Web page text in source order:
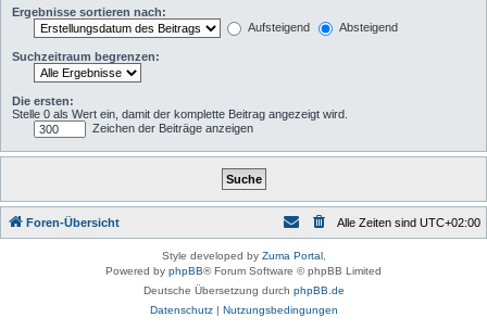
Ergebnisse sortieren nach:
Aufsteigend
Absteigend
Suchzeitraum begrenzen:
Die ersten:
Stelle 0 als Wert ein, damit der komplette Beitrag angezeigt wird.
Zeichen der Beiträge anzeigen
Foren-Übersicht Alle Zeiten sind UTC+02:00
Style developed by Zuma Portal,
Powered by phpBB® Forum Software © phpBB Limited
Deutsche Übersetzung durch phpBB.de
Datenschutz| Nutzungsbedingungen